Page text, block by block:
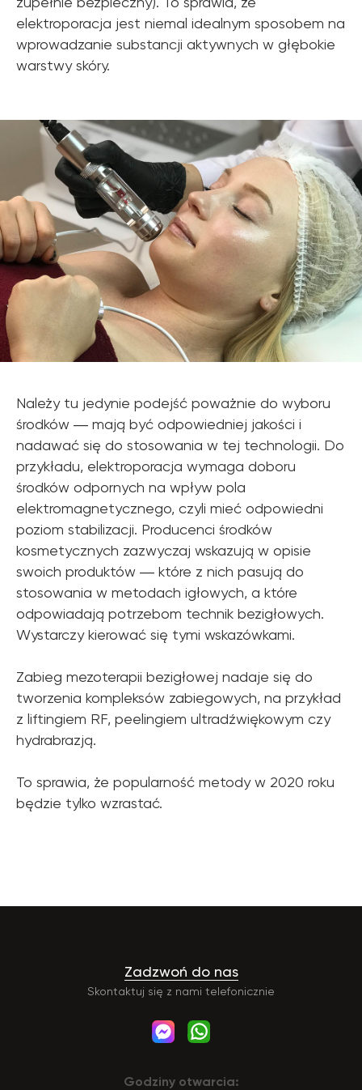
elektroporacja jest niemal idealnym sposobem na
wprowadzanie substancji aktywnych w głębokie
warstwy skóry.
Należy tu jedynie podejść poważnie do wyboru
środków ― mają być odpowiedniej jakości i
nadawać się do stosowania w tej technologii. Do
przykładu, elektroporacja wymaga doboru
środków odpornych na wpływ pola
elektromagnetycznego, czyli mieć odpowiedni
poziom stabilizacji. Producenci środków
kosmetycznych zazwyczaj wskazują w opisie
swoich produktów ― które z nich pasują do
stosowania w metodach igłowych, a które
odpowiadają potrzebom technik bezigłowych.
Wystarczy kierować się tymi wskazówkami.
Zabieg mezoterapii bezigłowej nadaje się do
tworzenia kompleksów zabiegowych, na przykład
z liftingiem RF, peelingiem ultradźwiękowym czy
hydrabrazją.
To sprawia, że popularność metody w 2020 roku
będzie tylko wzrastać.
Skontaktuj się z nami telefonicznie
Zadzwoń do nas
Godziny otwarcia:
zemits.co.uk
zemits.eu
zemits.be
zemits.es
zemits.it
zemits.com
zemits.de
zemits.biz.tr
a-esthetic.co.uk
advance-esthetic.us
aestetyka.pl
Szanowni Państwo informujemy, iż z dniem
formie ustrukturyzowanej za pośrednictwem
systemu KSeF.